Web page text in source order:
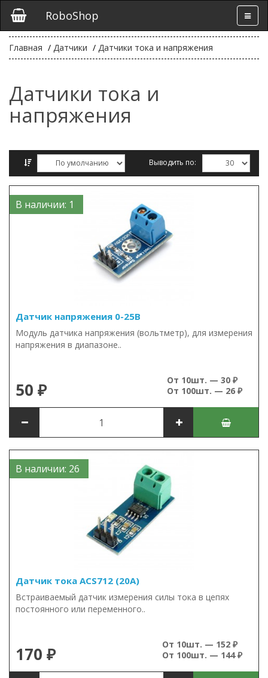
RoboShop
Главная Датчики Датчики тока и напряжения
Датчики тока и
напряжения
Выводить по:
В наличии: 1
Датчик напряжения 0-25В
Модуль датчика напряжения (вольтметр), для измерения
напряжения в диапазоне..
50 ₽
От 10шт. — 30 ₽
От 100шт. — 26 ₽
В наличии: 26
Датчик тока ACS712 (20А)
Встраиваемый датчик измерения силы тока в цепях
постоянного или переменного..
170 ₽
От 10шт. — 152 ₽
От 100шт. — 144 ₽